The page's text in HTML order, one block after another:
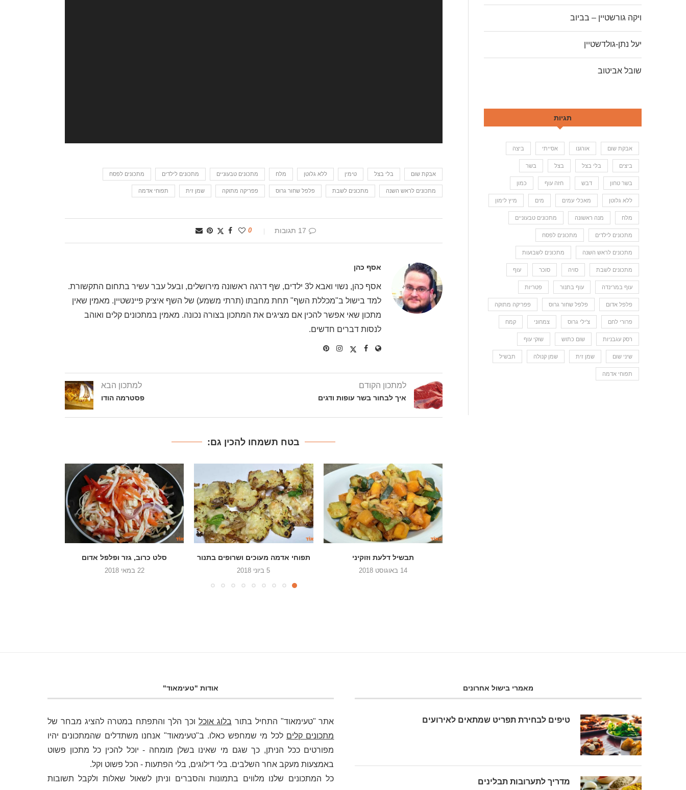
אבקת שום בלי בצל טימין ללא גלוטן מלח מתכונים טבעוניים מתכונים לילדים מתכונים לפסח
מתכונים לראש השנה מתכונים לשבת פלפל שחור גרוס פפריקה מתוקה שמן זית תפוחי אדמה
17 תגובות 0
אסף כהן
אסף כהן, נשוי ואבא ל3 ילדים, שף דרגה ראשונה מירושלים, ובעל עבר עשיר בתחום התקשורת.
למד בישול ב"מכללת השף" תחת מחבתו (תרתי משמע) של השף איציק פיינשטיין. מאמין שאין
מתכון שאי אפשר להכין אם מציגים את המתכון בצורה נכונה. מאמין במתכונים קלים ואוהב
לנסות דברים חדשים.
למתכון הקודם
איך לבחור בשר עופות ודגים
למתכון הבא
פסטרמה הודו
בטח תשמחו להכין גם:
תפוחי אדמה מעוכים ושרופים בתנור
5 ביוני 2018
סלט כרוב, גזר ופלפל אדום
22 במאי 2018
סלט עגבניות שרי עם שום וכוסברה
9 במאי 2018
ויקה גורשטיין – בביוב
יעל נתן-גולדשטיין
שובל אביטוב
תגיות
אבקת שום אורגנו אסייתי ביצה
ביצים בלי בצל בצל בשר
בשר טחון דבש חזה עוף כמון
ללא גלוטן מאכלי עמים מים מיץ לימון
מלח מנה ראשונה מתכונים טבעוניים
מתכונים לילדים מתכונים לפסח
מתכונים לראש השנה מתכונים לשבועות
מתכונים לשבת סויה סוכר עוף
עוף במרינדה עוף בתנור פטריות
פלפל אדום פלפל שחור גרוס פפריקה מתוקה
פרורי לחם צ'ילי גרוס צמחוני קמח
רסק עגבניות שום כתוש שוקי עוף
שיני שום שמן זית שמן קנולה תבשיל
תפוחי אדמה
מאמרי בישול אחרונים
טיפים לבחירת תפריט שמתאים לאירועים
מדריך לתערובות תבלינים
אודות "טעימאוד"
אתר "טעימאוד" התחיל בתור בלוג אוכל וכך הלך והתפתח במטרה להציג מבחר של
מתכונים קלים לכל מי שמחפש כאלו. ב"טעימאוד" אנחנו משתדלים שהמתכונים יהיו
מפורטים ככל הניתן, כך שגם מי שאינו בשלן מומחה - יוכל להכין כל מתכון פשוט
באמצעות מעקב אחר השלבים. בלי דילוגים, בלי הפתעות - הכל פשוט וקל.
כל המתכונים שלנו מלווים בתמונות והסברים וניתן לשאול שאלות ולקבל תשובות